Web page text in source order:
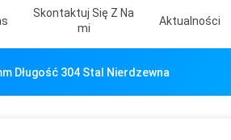
Skontaktuj Się Z Na
Mi
Aktualności
Długość 304 Stal Nierdzewna